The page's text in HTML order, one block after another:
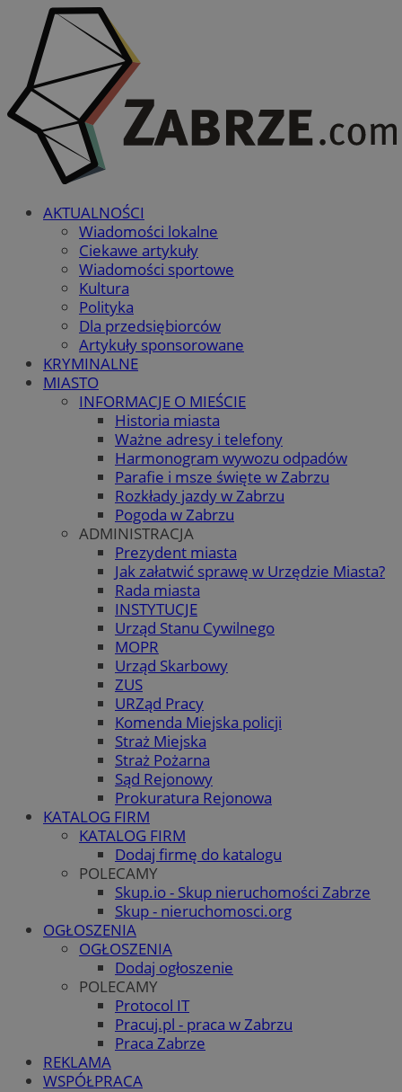
AKTUALNOŚCI
Wiadomości lokalne
Ciekawe artykuły
Wiadomości sportowe
Kultura
Polityka
Dla przedsiębiorców
Artykuły sponsorowane
KRYMINALNE
MIASTO
INFORMACJE O MIEŚCIE
Historia miasta
Ważne adresy i telefony
Harmonogram wywozu odpadów
Parafie i msze święte w Zabrzu
Rozkłady jazdy w Zabrzu
Pogoda w Zabrzu
ADMINISTRACJA
Prezydent miasta
Jak załatwić sprawę w Urzędzie Miasta?
Rada miasta
INSTYTUCJE
Urząd Stanu Cywilnego
MOPR
Urząd Skarbowy
ZUS
URZąd Pracy
Komenda Miejska policji
Straż Miejska
Straż Pożarna
Sąd Rejonowy
Prokuratura Rejonowa
KATALOG FIRM
KATALOG FIRM
Dodaj firmę do katalogu
POLECAMY
Skup.io - Skup nieruchomości Zabrze
Skup - nieruchomosci.org
OGŁOSZENIA
OGŁOSZENIA
Dodaj ogłoszenie
POLECAMY
Protocol IT
Pracuj.pl - praca w Zabrzu
Praca Zabrze
REKLAMA
WSPÓŁPRACA